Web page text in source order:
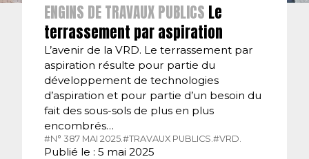
ENGINS DE TRAVAUX PUBLICS Le
terrassement par aspiration
L’avenir de la VRD. Le terrassement par
aspiration résulte pour partie du
développement de technologies
d’aspiration et pour partie d’un besoin du
fait des sous-sols de plus en plus
encombrés…
#N° 387 MAI 2025. #TRAVAUX PUBLICS. #VRD.
Publié le : 5 mai 2025